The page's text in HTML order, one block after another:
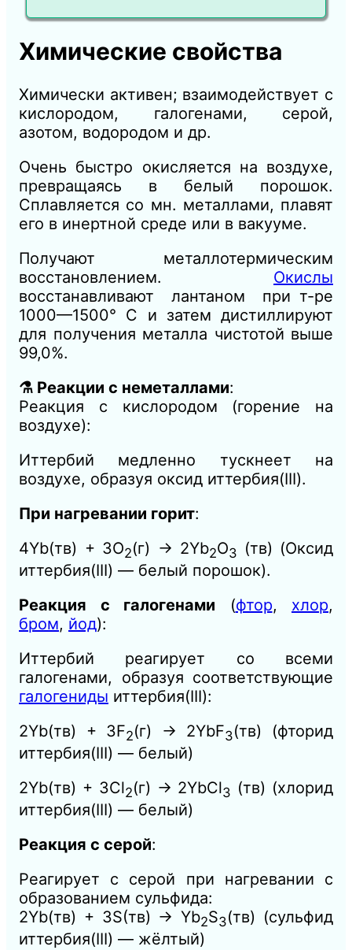
Химические свойства
Химически активен; взаимодействует с
кислородом, галогенами, серой,
азотом, водородом и др.
Очень быстро окисляется на воздухе,
превращаясь в белый порошок.
Сплавляется со мн. металлами, плавят
его в инертной среде или в вакууме.
Получают металлотермическим
восстановлением. Окислы
восстанавливают лантаном при т-ре
1000—1500° С и затем дистиллируют
для получения металла чистотой выше
99,0%.
⚗️ Реакции с неметаллами:
Реакция с кислородом (горение на
воздухе):
Иттербий медленно тускнеет на
воздухе, образуя оксид иттербия(III).
При нагревании горит:
4Yb(тв) + 3O2(г) → 2Yb2O3 (тв) (Оксид
иттербия(III) — белый порошок).
Реакция с галогенами (фтор, хлор,
бром, йод):
Иттербий реагирует со всеми
галогенами, образуя соответствующие
галогениды иттербия(III):
2Yb(тв) + 3F2(г) → 2YbF3(тв) (фторид
иттербия(III) — белый)
2Yb(тв) + 3Cl2(г) → 2YbCl3 (тв) (хлорид
иттербия(III) — белый)
Реакция с серой:
Реагирует с серой при нагревании с
образованием сульфида:
2Yb(тв) + 3S(тв) → Yb2S3(тв) (сульфид
иттербия(III) — жёлтый)